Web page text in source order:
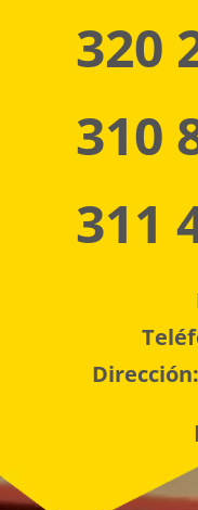
320
310
311